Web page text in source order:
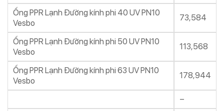
Ống PPR Lạnh Đường kính phi 40 UV PN10
Vesbo
73,584
Ống PPR Lạnh Đường kính phi 50 UV PN10
Vesbo
113,568
Ống PPR Lạnh Đường kính phi 63 UV PN10
Vesbo
178,944
–